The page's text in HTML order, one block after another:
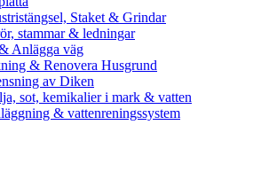
Staket & Grindar
stammar & ledningar
Anlägga väg
& Renovera Husgrund
av Diken
sot, kemikalier i mark & vatten
& vattenreningssystem